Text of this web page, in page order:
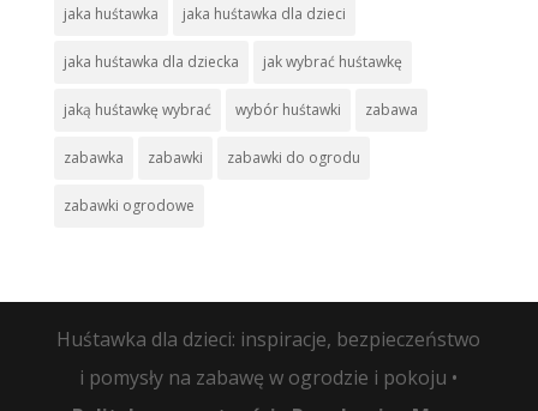
jaka huśtawka jaka huśtawka dla dzieci
jaka huśtawka dla dziecka jak wybrać huśtawkę
jaką huśtawkę wybrać wybór huśtawki zabawa
zabawka zabawki zabawki do ogrodu
zabawki ogrodowe
Huśtawka dla dzieci: inspiracje, bezpieczeństwo
i pomysły na zabawę w ogrodzie i pokoju •